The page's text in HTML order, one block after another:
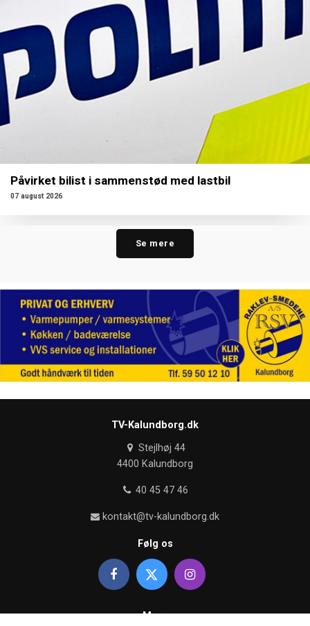
Påvirket bilist i sammenstød med lastbil
07 august 2026
Se mere
TV-Kalundborg.dk
Stejlhøj 44
4400 Kalundborg
40 45 47 46
kontakt@tv-kalundborg.dk
Følg os
Mere